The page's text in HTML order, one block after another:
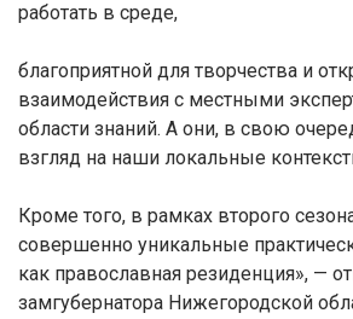
работать в среде,
благоприятной для творчества и
взаимодействия с местными
области знаний. А они, в свою
взгляд на наши локальные
Кроме того, в рамках второго
совершенно уникальные
как православная резиденция», —
замгубернатора Нижегородской